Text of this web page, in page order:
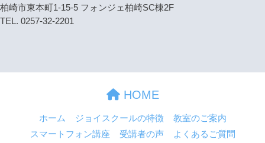
柏崎市東本町1-15-5 フォンジェ柏崎SC棟2F
TEL. 0257-32-2201
HOME
ホーム ジョイスクールの特徴
教室のご案内
スマートフォン講座
受講者の声
よくあるご質問